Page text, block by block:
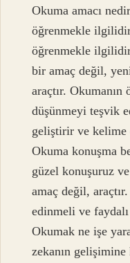
Okuma amacı
öğrenmekle
öğrenmekle
bir amaç değil,
araçtır. Okumanın
düşünmeyi teşvik
geliştirir ve kelime
Okuma konuşma
güzel konuşuruz
amaç değil,
edinmeli ve
Okumak ne işe
zekanın